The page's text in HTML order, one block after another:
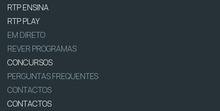
RTP ENSINA
RTP PLAY
EM DIRETO
REVER PROGRAMAS
CONCURSOS
PERGUNTAS FREQUENTES
CONTACTOS
CONTACTOS